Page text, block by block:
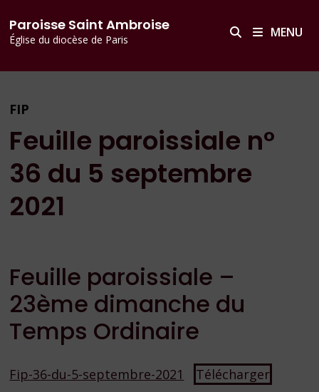
principal
au
contenu
Paroisse Saint Ambroise
Église du diocèse de Paris MENU
FIP
Feuille paroissiale n°
36 du 5 septembre
2021
Feuille paroissiale –
23ème dimanche du
Temps Ordinaire
Fip-36-du-5-septembre-2021 Télécharger